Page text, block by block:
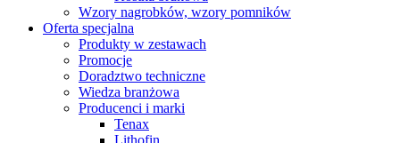
Wzory nagrobków, wzory pomników
Oferta specjalna
Produkty w zestawach
Promocje
Doradztwo techniczne
Wiedza branżowa
Producenci i marki
Tenax
Lithofin